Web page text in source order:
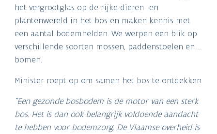
het vergrootglas op de rijke dieren- en
plantenwereld in het bos en maken kennis met
een aantal bodemhelden. We werpen een blik op
verschillende soorten mossen, paddenstoelen en …
bomen.
Minister roept op om samen het bos te ontdekken
“Een gezonde bosbodem is de motor van een sterk
bos. Het is dan ook belangrijk voldoende aandacht
te hebben voor bodemzorg. De Vlaamse overheid is